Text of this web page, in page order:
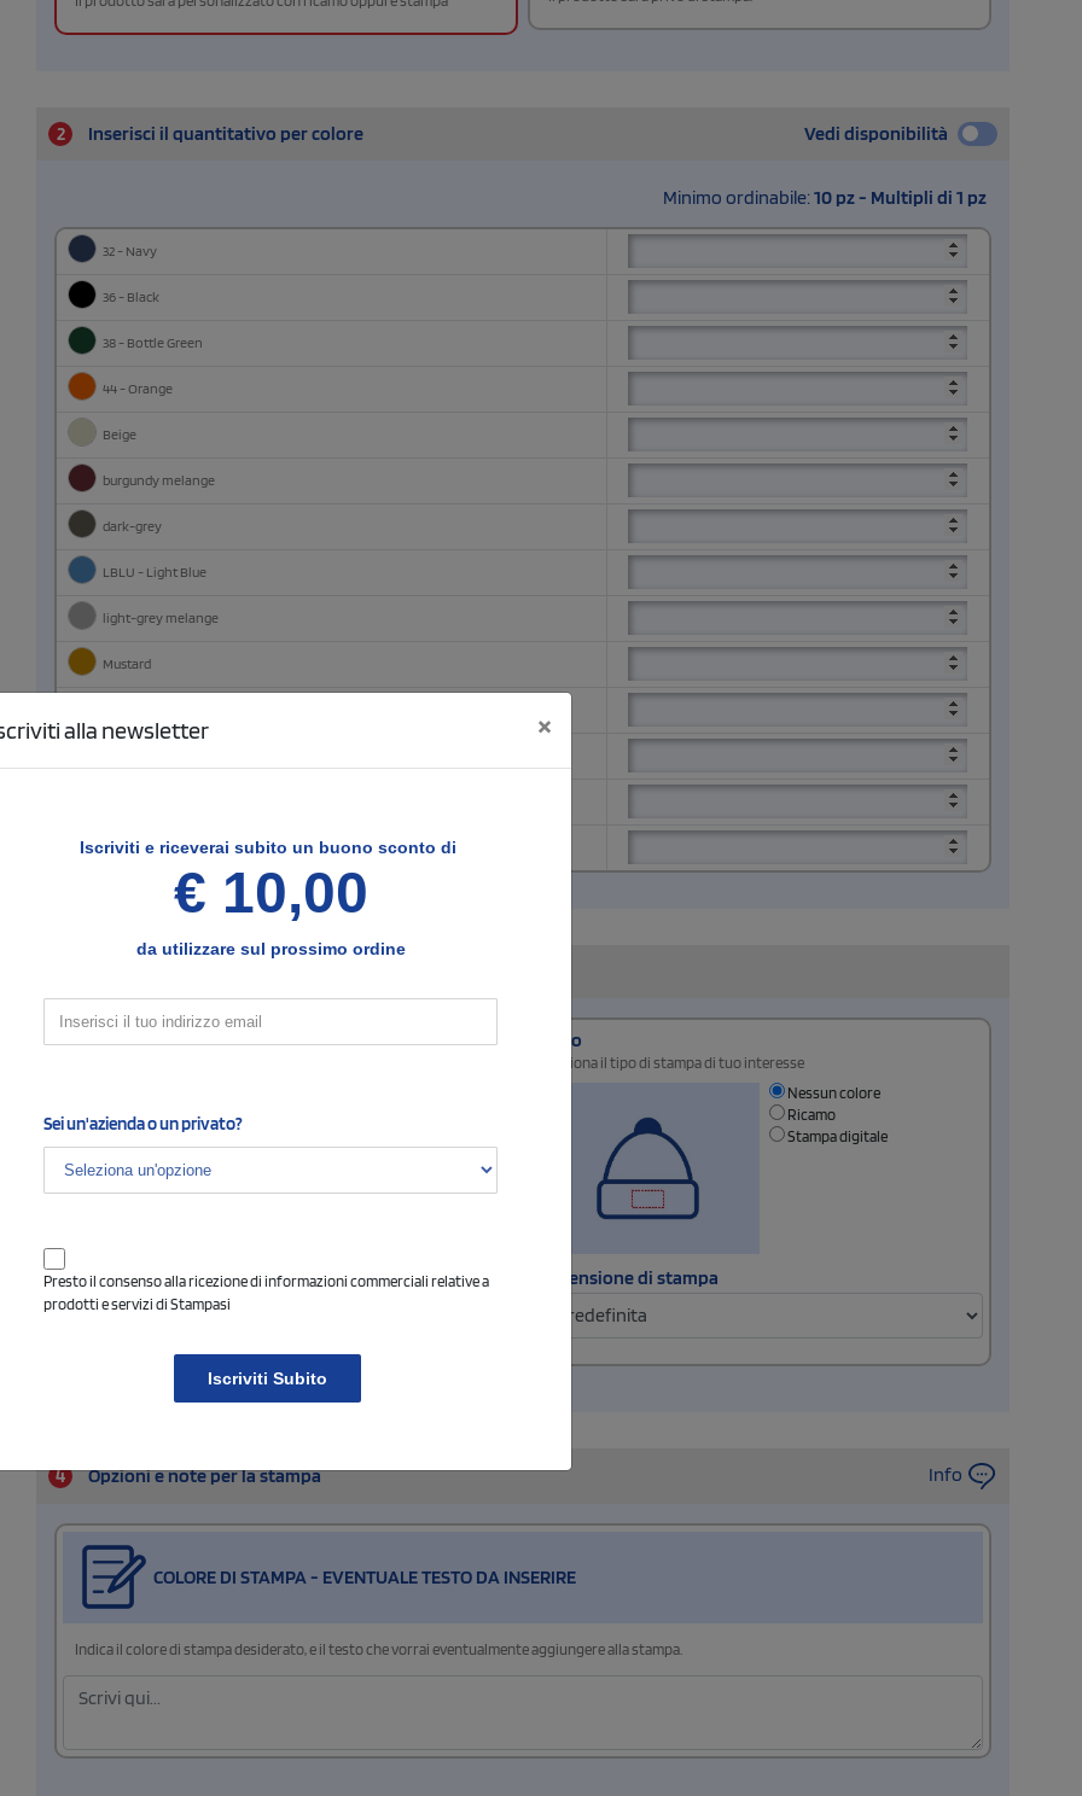
2 Inserisci il quantitativo per colore Vedi disponibilità
Minimo ordinabile: 10 pz - Multipli di 1 pz
32 - Navy
36 - Black
38 - Bottle Green
44 - Orange
Beige
burgundy melange
dark-grey
LBLU - Light Blue
light-grey melange
Mustard
VEAC - Acid Green
Fronte
Dimensione di stampa
SCELTO Retro
Seleziona il tipo di stampa di tuo interesse
Nessun colore
Ricamo
Stampa digitale
Dimensione di stampa
4 Opzioni e note per la stampa Info
COLORE DI STAMPA - EVENTUALE TESTO DA INSERIRE
Indica il colore di stampa desiderato, e il testo che vorrai eventualmente aggiungere alla stampa.
alla newsletter ×
Iscriviti e riceverai subito un buono sconto di
€ 10,00
da utilizzare sul prossimo ordine
Sei un'azienda o un privato?
Presto il consenso alla ricezione di informazioni commerciali relative a
prodotti e servizi di Stampasi
Iscriviti Subito